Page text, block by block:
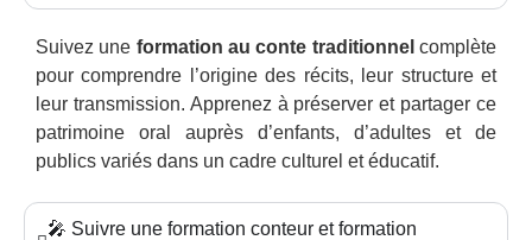
Suivez une formation au conte traditionnel complète
pour comprendre l’origine des récits, leur structure et
leur transmission. Apprenez à préserver et partager ce
patrimoine oral auprès d’enfants, d’adultes et de
publics variés dans un cadre culturel et éducatif.
🎤 Suivre une formation conteur et formation